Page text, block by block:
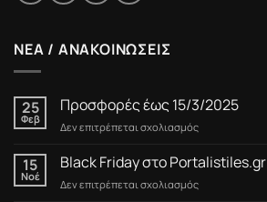
ΝΕΑ / ΑΝΑΚΟΙΝΩΣΕΙΣ
25
Φεβ
Προσφορές έως 15/3/2025
Δεν επιτρέπεται σχολιασμόςστο
έως
15/3/2025
15
Νοέ
Black Friday στο Portalistiles.gr
Δεν επιτρέπεται σχολιασμόςστο